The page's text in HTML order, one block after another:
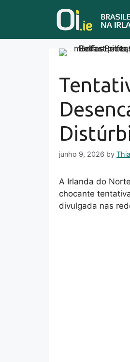
junho 9, 2026 by
A Irlanda do
chocante
divulgada nas